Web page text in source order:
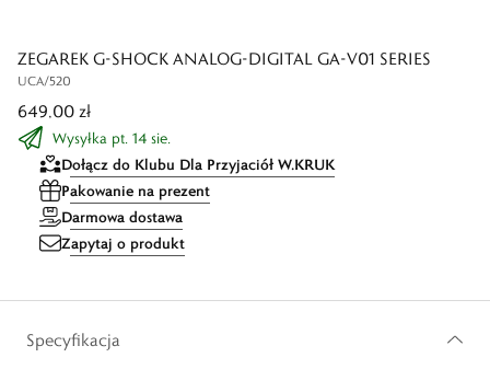
ZEGAREK G-SHOCK ANALOG-DIGITAL GA-V01 SERIES
UCA/520
649,00 zł
Wysyłka pt. 14 sie.
Dołącz do Klubu Dla Przyjaciół W.KRUK
Pakowanie na prezent
Darmowa dostawa
Zapytaj o produkt
Specyfikacja